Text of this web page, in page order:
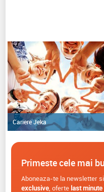
Cariere Jeka
Primeste cele mai
Aboneaza-te la newsletter
exclusive, oferte last minute